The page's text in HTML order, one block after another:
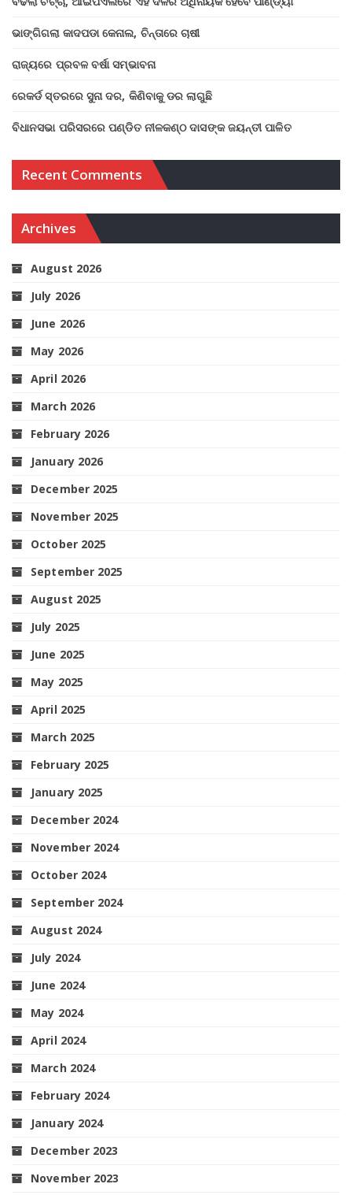
ଭାଙ୍ଗିଗଲା କାଦପଡା କେନାଲ, ଚିନ୍ତାରେ ଚାଷୀ
ରାଜ୍ୟରେ ପ୍ରବଳ ବର୍ଷା ସମ୍ଭାବନା
ରେକର୍ଡ ସ୍ତରରେ ସୁନା ଦର, କିଣିବାକୁ ଡର ଲାଗୁଛି
ବିଧାନସଭା ପରିସରରେ ପଣ୍ଡିତ ନୀଳକଣ୍ଠ ଦାସଙ୍କ ଜୟନ୍ତୀ ପାଳିତ
Recent Comments
Archives
August 2026
July 2026
June 2026
May 2026
April 2026
March 2026
February 2026
January 2026
December 2025
November 2025
October 2025
September 2025
August 2025
July 2025
June 2025
May 2025
April 2025
March 2025
February 2025
January 2025
December 2024
November 2024
October 2024
September 2024
August 2024
July 2024
June 2024
May 2024
April 2024
March 2024
February 2024
January 2024
December 2023
November 2023